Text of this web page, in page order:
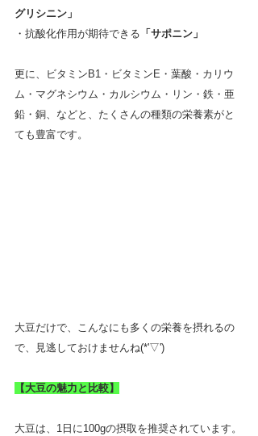
グリシニン」
・抗酸化作用が期待できる 「サポニン」
更に、ビタミンB1・ビタミンE・葉酸・カリウ
ム・マグネシウム・カルシウム・リン・鉄・亜
鉛・銅、などと、たくさんの種類の栄養素がと
ても豊富です。
大豆だけで、こんなにも多くの栄養を摂れるの
で、見逃しておけませんね(*'▽')
【大豆の魅力と比較】
大豆は、1日に100gの摂取を推奨されています。